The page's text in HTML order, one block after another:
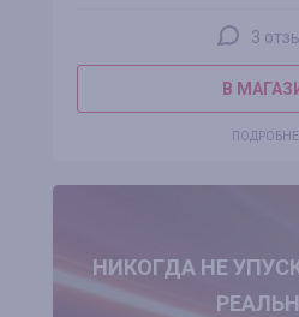
3
В
НИКОГДА НЕ